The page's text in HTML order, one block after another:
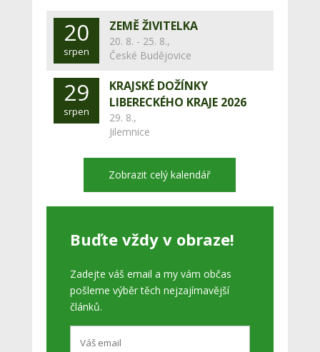
20
srpen
ZEMĚ ŽIVITELKA
20. 8. - 25. 8.,
České Budějovice
29
srpen
KRAJSKÉ DOŽÍNKY
LIBERECKÉHO KRAJE 2026
29. 8.,
Jilemnice
Zobrazit celý kalendář
Buďte vždy v obraze!
Zadejte váš email a my vám občas
pošleme výběr těch nejzajímavější
článků.